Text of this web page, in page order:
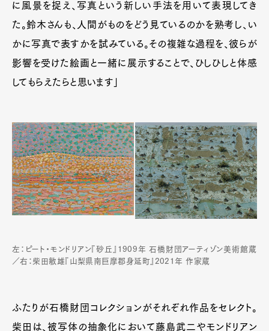
Art&DesignWatchFashion
Product Culture Lifestyle
Official Columnist
About
Contact
Pen Meet
に風景を捉え、写真という新しい手法を用いて表現してき
た。鈴木さんも、人間がものをどう見ているのかを熟考し、い
かに写真で表すかを試みている。その複雑な過程を、彼らが
影響を受けた絵画と一緒に展示することで、ひしひしと体感
してもらえたらと思います」
左：ピート・モンドリアン『砂丘』1909年 石橋財団アーティゾン美術館蔵
／右：柴田敏雄『山梨県南巨摩郡身延町』2021年 作家蔵
ふたりが石橋財団コレクションがそれぞれ作品をセレクト。
柴田は、被写体の抽象化において藤島武二やモンドリアン